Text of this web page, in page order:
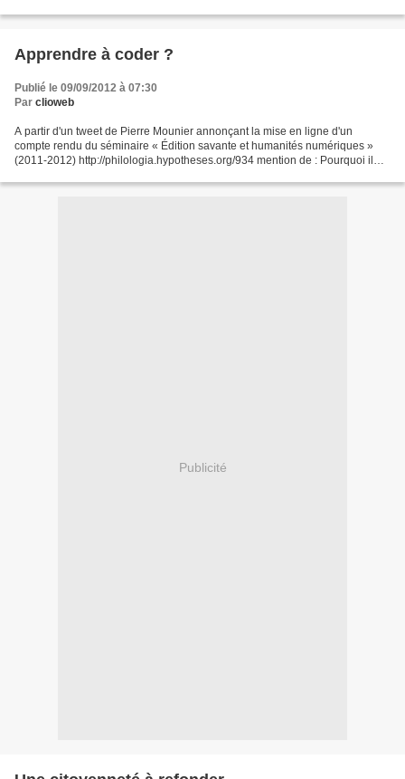
Apprendre à coder ?
Publié le 09/09/2012 à 07:30
Par clioweb
A partir d'un tweet de Pierre Mounier annonçant la mise en ligne d'un
compte rendu du séminaire « Édition savante et humanités numériques »
(2011-2012) http://philologia.hypotheses.org/934 mention de : Pourquoi il
Publicité